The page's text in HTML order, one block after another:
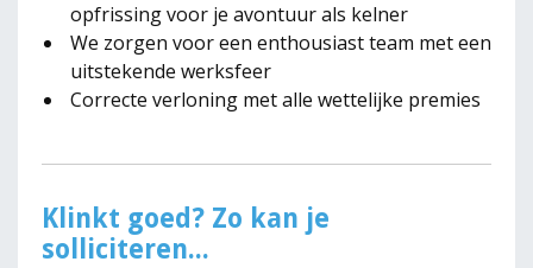
opfrissing voor je avontuur als kelner
We zorgen voor een enthousiast team met een
uitstekende werksfeer
Correcte verloning met alle wettelijke premies
Klinkt goed? Zo kan je
solliciteren...